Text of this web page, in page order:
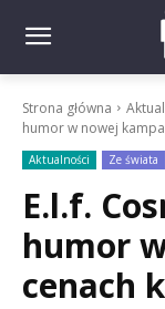
Strona główna
humor w nowej
Aktualności Ze świata
E.l.f.
humor
cenach